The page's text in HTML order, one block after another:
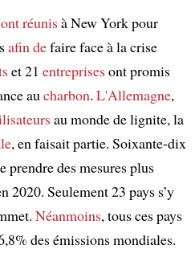
réunisà New York pour
afin defaire face à la crise
et 21 entreprisesont promis
au charbon. L'Allemagne,
au monde de lignite, la
, en faisait partie. Soixante-dix
prendre des mesures plus
2020. Seulement 23 pays s’y
Néanmoins, tous ces pays
des émissions mondiales.